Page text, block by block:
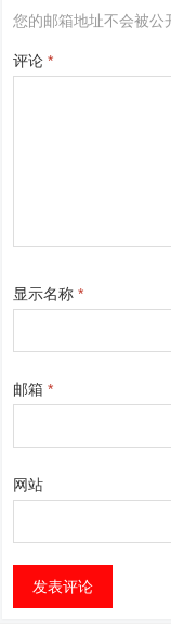
您的邮箱地址不会被公
评论*
显示名称*
邮箱*
网站